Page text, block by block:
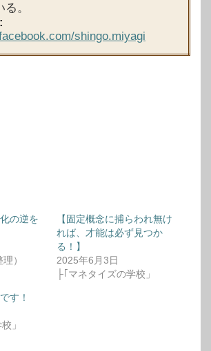
。
shingo.miyagi
の逆を
）
【固定概念に捕らわれ無け
れば、才能は必ず見つか
る！】
2025年6月3日
├｢マネタイズの学校」
す！
」